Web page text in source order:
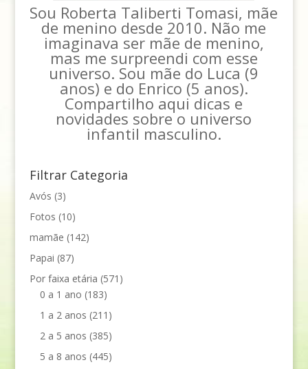
Sou Roberta Taliberti Tomasi, mãe
de menino desde 2010. Não me
imaginava ser mãe de menino,
mas me surpreendi com esse
universo. Sou mãe do Luca (9
anos) e do Enrico (5 anos).
Compartilho aqui dicas e
novidades sobre o universo
infantil masculino.
Filtrar Categoria
Avós (3)
Fotos (10)
mamãe (142)
Papai (87)
Por faixa etária (571)
0 a 1 ano (183)
1 a 2 anos (211)
2 a 5 anos (385)
5 a 8 anos (445)